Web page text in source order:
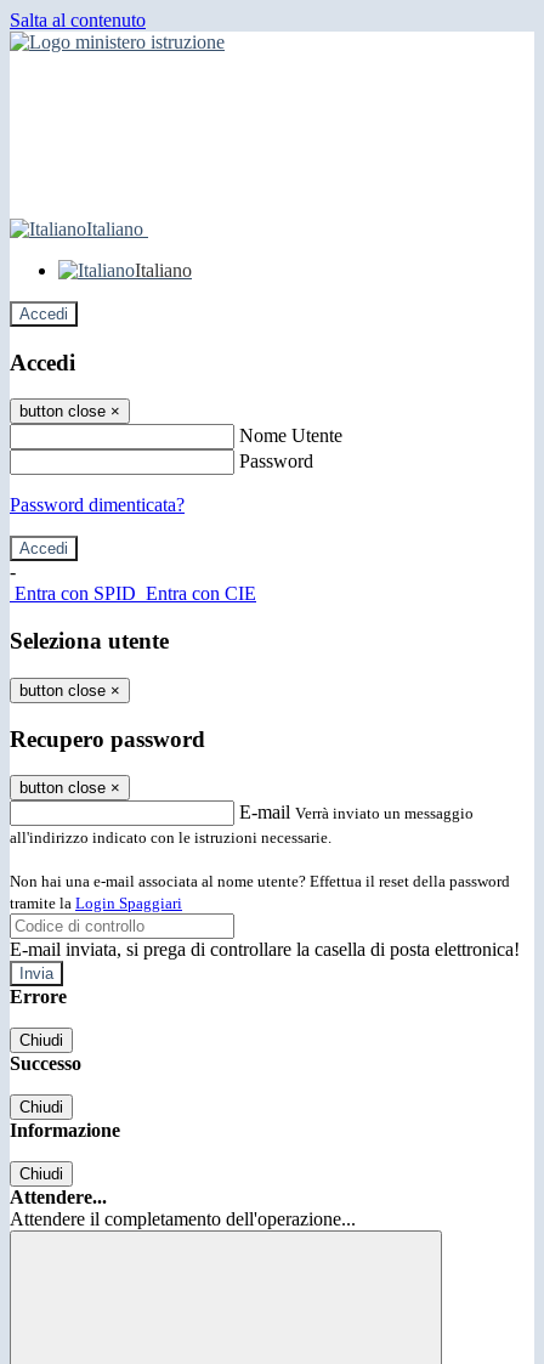
Salta al contenuto
Italiano
Italiano
Accedi
Accedi
button close ×
Nome Utente
Password
Password dimenticata?
-
Entra con SPID Entra con CIE
Seleziona utente
button close ×
Recupero password
button close ×
E-mail Verrà inviato un messaggio
all'indirizzo indicato con le istruzioni necessarie.
Non hai una e-mail associata al nome utente? Effettua il reset della password
tramite la Login Spaggiari
E-mail inviata, si prega di controllare la casella di posta elettronica!
Errore
Chiudi
Successo
Chiudi
Informazione
Chiudi
Attendere...
Attendere il completamento dell'operazione...